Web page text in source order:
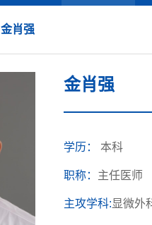
金肖强
金肖强
学历： 本科
职称： 主任医师
主攻学科:显微外